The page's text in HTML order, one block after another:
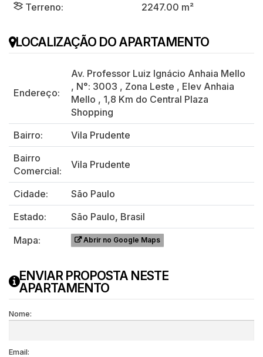
Terreno:
2247.00 m²
LOCALIZAÇÃO DO APARTAMENTO
Endereço:
Av. Professor Luiz Ignácio Anhaia Mello
, N°: 3003 , Zona Leste , Elev Anhaia
Mello , 1,8 Km do Central Plaza
Shopping
Bairro:
Vila Prudente
Bairro
Comercial:
Vila Prudente
Cidade:
São Paulo
Estado:
São Paulo, Brasil
Mapa:
Abrir no Google Maps
ENVIAR PROPOSTA NESTE
APARTAMENTO
Nome:
Email: